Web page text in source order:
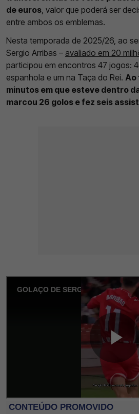
de euros, valor que poderá ser
entre ambos os emblemas.
Nesta temporada de 2025/26, ao
Sergio Arribas – avaliado em 20
participou em encontros 47 jogos:
espanhola e um na Taça do Rei. Ao
minutos em que esteve dentro
marcou 26 golos e fez seis